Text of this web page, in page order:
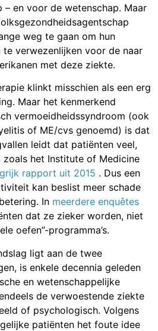
– en voor de wetenschap. Maar
weg te gaan om hun
verwezenlijken voor de naar
met deze ziekte.
klinkt misschien als een erg
Maar het kenmerkend
vermoeidheidssyndroom (ook
of ME/cvs genoemd) is dat
leidt dat patiënten veel,
zoals het Institute of Medicine
rapport uit 2015 . Dus een
kan beslist meer schade
In meerdere enquêtes
dat ze zieker worden, niet
oefen”-programma’s.
ligt aan de twee
is enkele decennia geleden
en wetenschappelijke
de verwoestende ziekte
of psychologisch. Volgens
patiënten het foute idee